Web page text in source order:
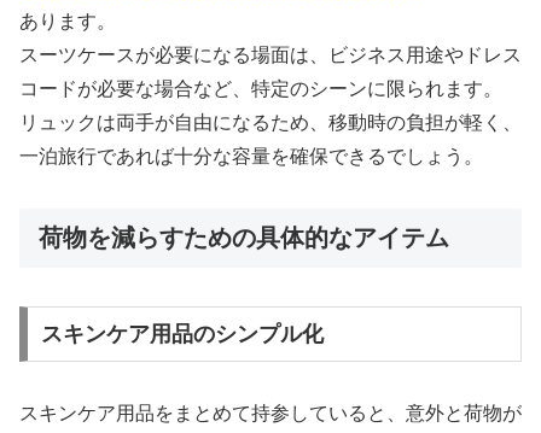
あります。
スーツケースが必要になる場面は、ビジネス用途やドレス
コードが必要な場合など、特定のシーンに限られます。
リュックは両手が自由になるため、移動時の負担が軽く、
一泊旅行であれば十分な容量を確保できるでしょう。
荷物を減らすための具体的なアイテム
スキンケア用品のシンプル化
スキンケア用品をまとめて持参していると、意外と荷物が